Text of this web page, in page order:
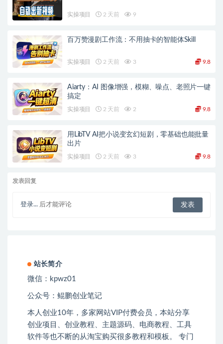
实操项目 2 天前 9
百万赞漫剧工作流：不用抽卡的智能体Skill
实操项目 2 天前 3 9.8
Aiarty：AI 图像增强，模糊、噪点、老照片一键
搞定
实操项目 2 天前 2 9.8
用LibTV AI把小说变玄幻短剧，零基础也能批量
出片
实操项目 2 天前 3 9.8
发表回复
登录... 后才能评论
站长简介
微信：kpwz01
公众号：鲲鹏创业笔记
本人创业10年，多家网站VIP付费会员，本站分享
创业项目、创业教程、主题源码、电商教程、工具
软件等也不断的从淘宝购买很多教程和模板。 专门